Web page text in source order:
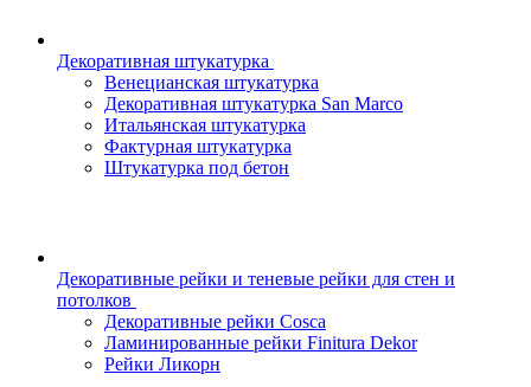
Декоративная штукатурка
Венецианская штукатурка
Декоративная штукатурка San Marco
Итальянская штукатурка
Фактурная штукатурка
Штукатурка под бетон
Декоративные рейки и теневые рейки для стен и
потолков
Декоративные рейки Cosca
Ламинированные рейки Finitura Dekor
Рейки Ликорн